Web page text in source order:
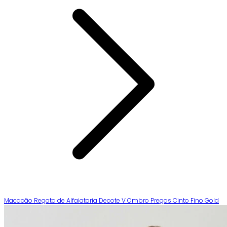
Macacão Regata de Alfaiataria Decote V Ombro Pregas Cinto Fino Gold